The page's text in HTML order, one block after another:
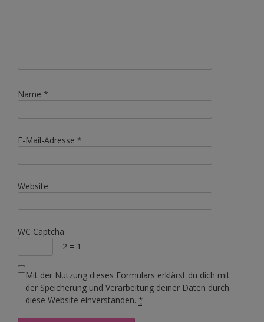
Name *
E-Mail-Adresse *
Website
WC Captcha
− 2 = 1
Mit der Nutzung dieses Formulars erklärst du dich mit
der Speicherung und Verarbeitung deiner Daten durch
diese Website einverstanden. *